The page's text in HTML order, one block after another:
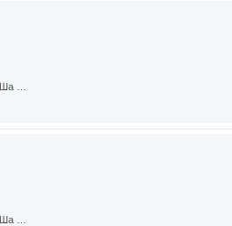
…
…